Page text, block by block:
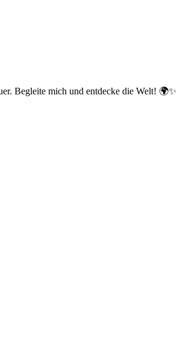
Begleite mich und entdecke die Welt! 🌍✨